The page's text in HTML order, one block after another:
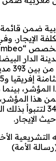
الإيجار.
الدار
المؤشر،
ضمن هذا
الإيجار.
التشريعية
الأمة)